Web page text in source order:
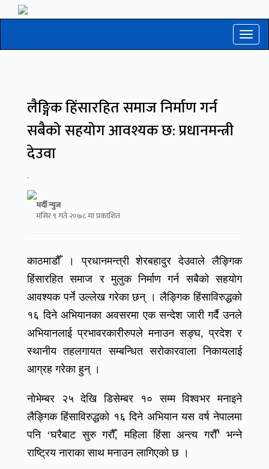
Toggle
लैङ्गिक हिंसारहित समाज निर्माण गर्न
सबैको सहयोग आवश्यक छ: प्रधानमन्त्री
देउवा
-
मर्दी न्युज
मंसिर ९ गते २०७८ मा प्रकाशित
काठमाडौँ । प्रधानमन्त्री शेरबहादुर देउवाले लैङ्गिक
हिंसारहित समाज र मुलुक निर्माण गर्न सबैको सहयोग
आवश्यक पर्ने उल्लेख गरेका छन् । लैङ्गिक हिंसाविरुद्धको
१६ दिने अभियानका अवसरमा एक सन्देश जारी गर्दै उनले
अभियानलाई प्रभावरकारीरुपले मनाउन सङ्घ, प्रदेश र
स्थानीय तहलगायत सम्बन्धित सरोकारवाला निकायलाई
आग्रह गरेका हुन् ।
नोभेम्बर २५ देखि डिसेम्बर १० सम्म विश्वभर मनाइने
लैङ्गिक हिंसाविरुद्धको १६ दिने अभियान यस वर्ष नेपालमा
पनि ‘घरैबाट सुरु गरौँ, महिला हिंसा अन्त्य गरौँ’ भन्ने
राष्ट्रिय नाराका साथ मनाउन लागिएको छ ।